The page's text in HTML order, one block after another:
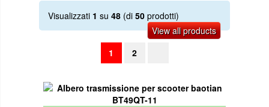
Visualizzati 1 su 48 (di 50 prodotti)
View all products
1
2